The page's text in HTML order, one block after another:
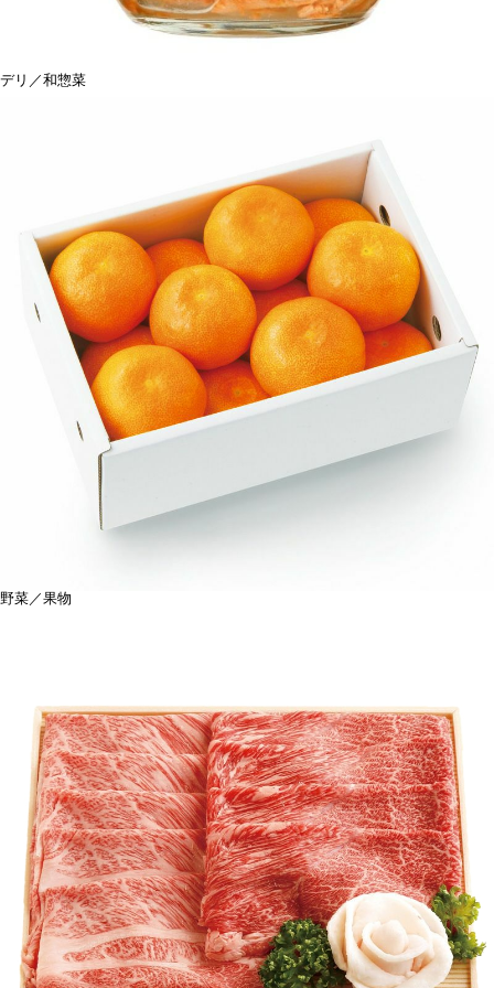
デリ／和惣菜
野菜／果物